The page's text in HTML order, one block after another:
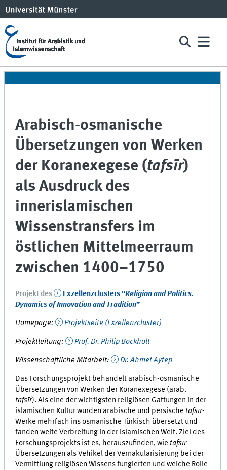
Arabisch-osmanische
Übersetzungen von Werken
der Koranexegese (tafsīr)
als Ausdruck des
innerislamischen
Wissenstransfers im
östlichen Mittelmeerraum
zwischen 1400–1750
Projekt des Exzellenzclusters “Religion and Politics.
Dynamics of Innovation and Tradition”
Homepage: Projektseite (Exzellenzcluster)
Projektleitung: Prof. Dr. Philip Bockholt
Wissenschaftliche Mitarbeit: Dr. Ahmet Aytep
Das Forschungsprojekt behandelt arabisch-osmanische
Übersetzungen von Werken der Koranexegese (arab.
tafsīr). Als eine der wichtigsten religiösen Gattungen in der
islamischen Kultur wurden arabische und persische tafsīr-
Werke mehrfach ins osmanische Türkisch übersetzt und
fanden weite Verbreitung in der islamischen Welt. Ziel des
Forschungsprojekts ist es, herauszufinden, wie tafsīr-
Übersetzungen als Vehikel der Vernakularisierung bei der
Vermittlung religiösen Wissens fungierten und welche Rolle